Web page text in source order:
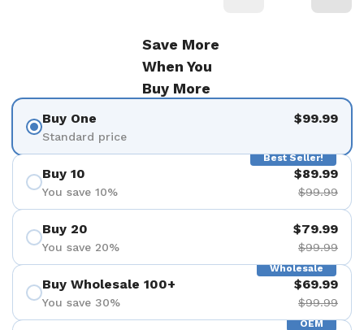
Save More
When You
Buy More
Buy One
Standard price
$99.99
Best Seller!
Buy 10
You save 10%
$89.99
$99.99
Buy 20
You save 20%
$79.99
$99.99
Wholesale
Buy Wholesale 100+
You save 30%
$69.99
$99.99
OEM